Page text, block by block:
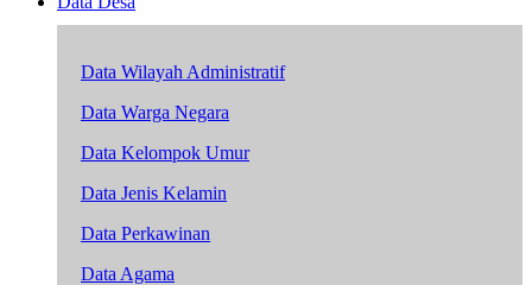
Data Wilayah Administratif
Data Warga Negara
Data Kelompok Umur
Data Jenis Kelamin
Data Perkawinan
Data Agama